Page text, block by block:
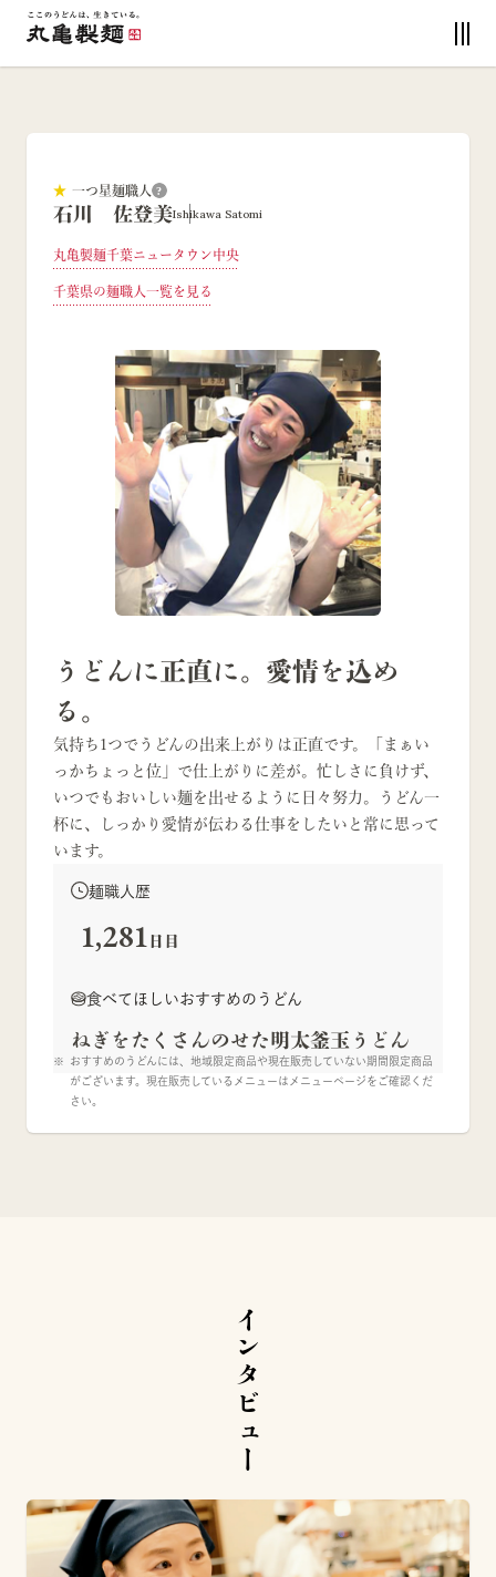
★ 一つ星麺職人 ?
石川 佐登美Ishikawa Satomi
丸亀製麺千葉ニュータウン中央
千葉県の麺職人一覧を見る
うどんに正直に。愛情を込め
る。
気持ち1つでうどんの出来上がりは正直です。「まぁい
っかちょっと位」で仕上がりに差が。忙しさに負けず、
いつでもおいしい麺を出せるように日々努力。うどん一
杯に、しっかり愛情が伝わる仕事をしたいと常に思って
います。
麺職人歴
1,281 日目
食べてほしいおすすめのうどん
ねぎをたくさんのせた明太釜玉うどん
おすすめのうどんには、地域限定商品や現在販売していない期間限定商品
がございます。現在販売しているメニューはメニューページをご確認くだ
さい。
インタビュー